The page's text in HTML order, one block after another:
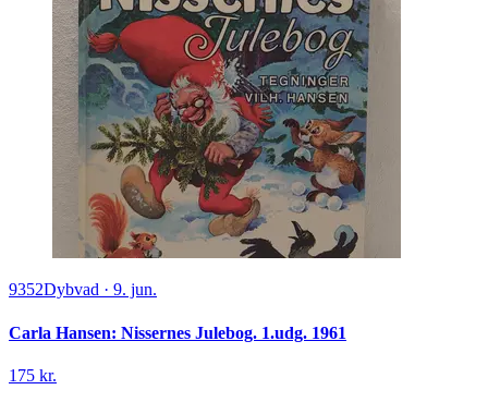
9352Dybvad · 9. jun.
Carla Hansen: Nissernes Julebog. 1.udg. 1961
175 kr.